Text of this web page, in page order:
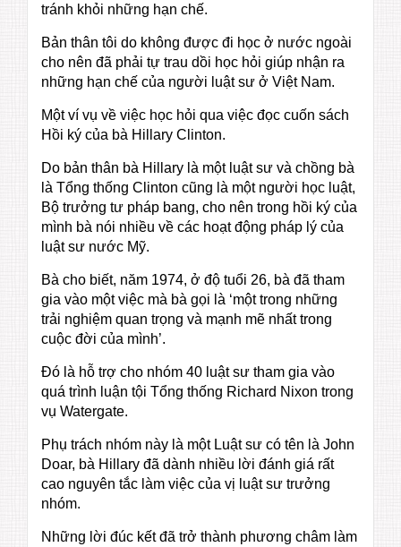
tránh khỏi những hạn chế.
Bản thân tôi do không được đi học ở nước ngoài
cho nên đã phải tự trau dồi học hỏi giúp nhận ra
những hạn chế của người luật sư ở Việt Nam.
Một ví vụ về việc học hỏi qua việc đọc cuốn sách
Hồi ký của bà Hillary Clinton.
Do bản thân bà Hillary là một luật sư và chồng bà
là Tổng thống Clinton cũng là một người học luật,
Bộ trưởng tư pháp bang, cho nên trong hồi ký của
mình bà nói nhiều về các hoạt động pháp lý của
luật sư nước Mỹ.
Bà cho biết, năm 1974, ở độ tuổi 26, bà đã tham
gia vào một việc mà bà gọi là ‘một trong những
trải nghiệm quan trọng và mạnh mẽ nhất trong
cuộc đời của mình’.
Đó là hỗ trợ cho nhóm 40 luật sư tham gia vào
quá trình luận tội Tổng thống Richard Nixon trong
vụ Watergate.
Phụ trách nhóm này là một Luật sư có tên là John
Doar, bà Hillary đã dành nhiều lời đánh giá rất
cao nguyên tắc làm việc của vị luật sư trưởng
nhóm.
Những lời đúc kết đã trở thành phương châm làm